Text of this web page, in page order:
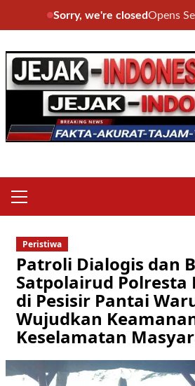
Sorry, we're closedOpens
to
content
Menu
Peristiwa
Patroli Dialogis dan
Satpolairud Polresta
di Pesisir Pantai
Wujudkan
Keselamatan